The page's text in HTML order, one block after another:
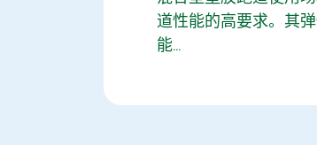
道性能的高要求。其
能...